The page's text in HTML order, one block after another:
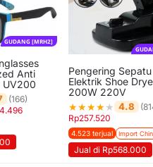
GUDANG [MRH2]
Anti
UV200
(166)
Pengering Sepatu
Elektrik Shoe
200W 220V
★★★★★ 4.8
Rp257.520
4.523 terjual Import
Jual di Rp568.000